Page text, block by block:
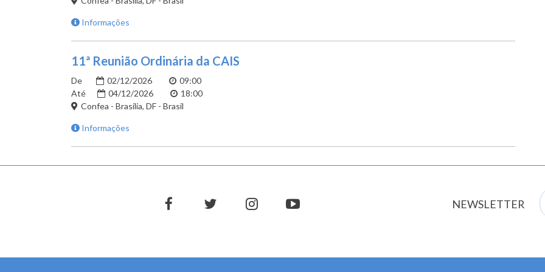
Informações
11ª Reunião Ordinária da CAIS
De 02/12/2026
09:00
Até
04/12/2026
18:00
Confea - Brasília, DF - Brasil
Informações
facebooktwitter instagramyoutube NEWSLETTER